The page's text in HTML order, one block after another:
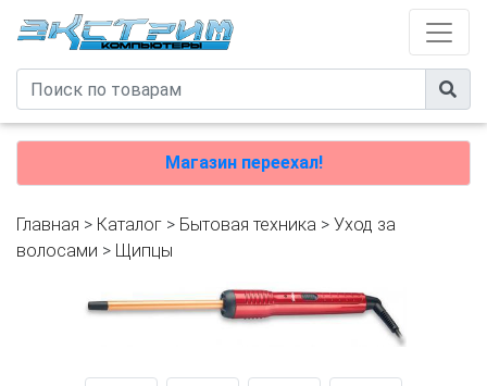
Магазин переехал!
Главная > Каталог > Бытовая техника > Уход за
волосами > Щипцы